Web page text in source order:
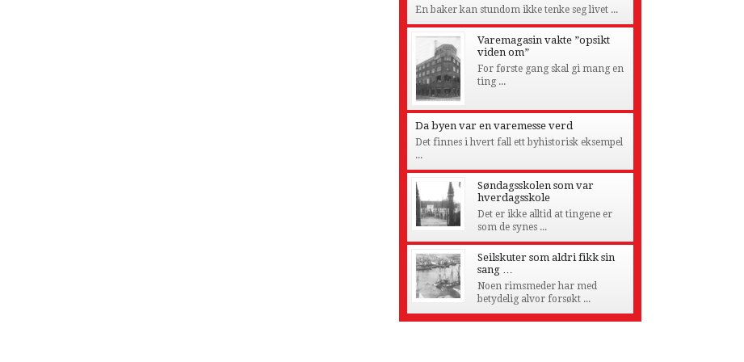
En baker kan stundom ikke tenke seg livet ...
Varemagasin vakte ”opsikt
viden om”
For første gang skal gi mang en
ting ...
Da byen var en varemesse verd
Det finnes i hvert fall ett byhistorisk eksempel
...
Søndagsskolen som var
hverdagsskole
Det er ikke alltid at tingene er
som de synes ...
Seilskuter som aldri fikk sin
sang …
Noen rimsmeder har med
betydelig alvor forsøkt ...